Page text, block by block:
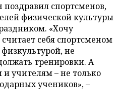
спортсменов,
физической культуры
«Хочу
себя спортсменом
не
тренировки. А
учителям – не только
учеников», –